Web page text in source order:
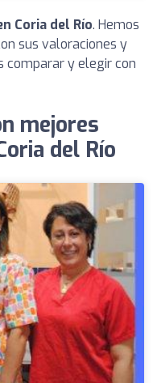
Coria del Río. Hemos
sus valoraciones y
comparar y elegir con
mejores
del Río